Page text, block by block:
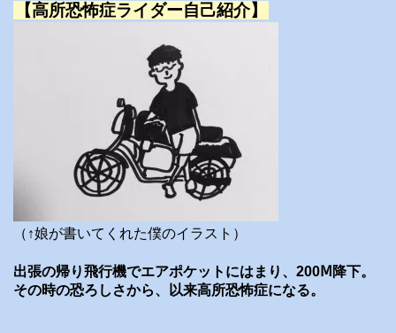
【高所恐怖症ライダー自己紹介】
（↑娘が書いてくれた僕のイラスト）
出張の帰り飛行機でエアポケットにはまり、200Ⅿ降下。
その時の恐ろしさから、以来高所恐怖症になる。